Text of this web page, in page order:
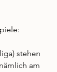
stehen
am